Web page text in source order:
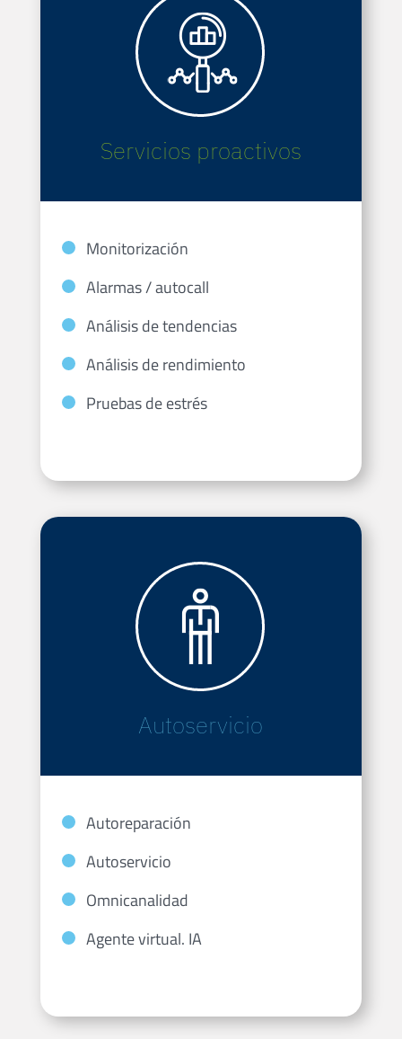
Servicios proactivos
Monitorización
Alarmas / autocall
Análisis de tendencias
Análisis de rendimiento
Pruebas de estrés
Autoservicio
Autoreparación
Autoservicio
Omnicanalidad
Agente virtual. IA